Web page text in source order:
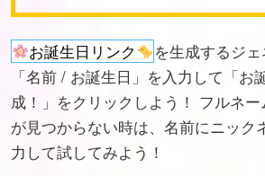
お誕生日リンク
を生成するジ
「名前 / お誕生日」を入力して「お
成！」をクリックしよう！ フルネ
が見つからない時は、名前にニック
力して試してみよう！